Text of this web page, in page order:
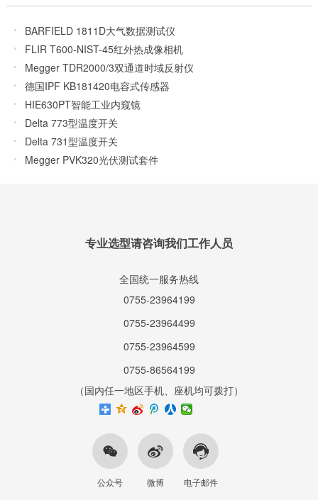
BARFIELD 1811D大气数据测试仪
FLIR T600-NIST-45红外热成像相机
Megger TDR2000/3双通道时域反射仪
德国IPF KB181420电容式传感器
HIE630PT智能工业内窥镜
Delta 773型温度开关
Delta 731型温度开关
Megger PVK320光伏测试套件
专业选型请咨询我们工作人员
全国统一服务热线
0755-23964199
0755-23964499
0755-23964599
0755-86564199
（国内任一地区手机、座机均可拨打）
公众号 微博 电子邮件